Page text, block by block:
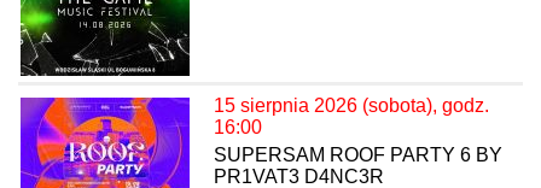
15 sierpnia 2026 (sobota), godz.
16:00
SUPERSAM ROOF PARTY 6 BY
PR1VAT3 D4NC3R